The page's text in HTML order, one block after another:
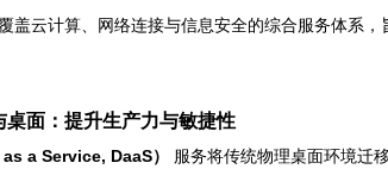
盖云计算、网络连接与信息安全的综合服务体系
面：提升生产力与敏捷性
a Service, DaaS）
服务将传统物理桌面环境迁